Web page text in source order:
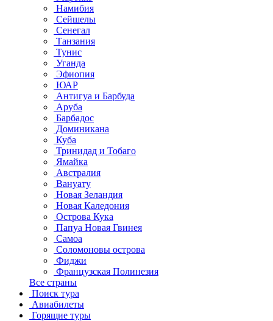
Намибия
Сейшелы
Сенегал
Танзания
Тунис
Уганда
Эфиопия
ЮАР
Антигуа и Барбуда
Аруба
Барбадос
Доминикана
Куба
Тринидад и Тобаго
Ямайка
Австралия
Вануату
Новая Зеландия
Новая Каледония
Острова Кука
Папуа Новая Гвинея
Самоа
Соломоновы острова
Фиджи
Французская Полинезия
Все страны
Поиск тура
Авиабилеты
Горящие туры